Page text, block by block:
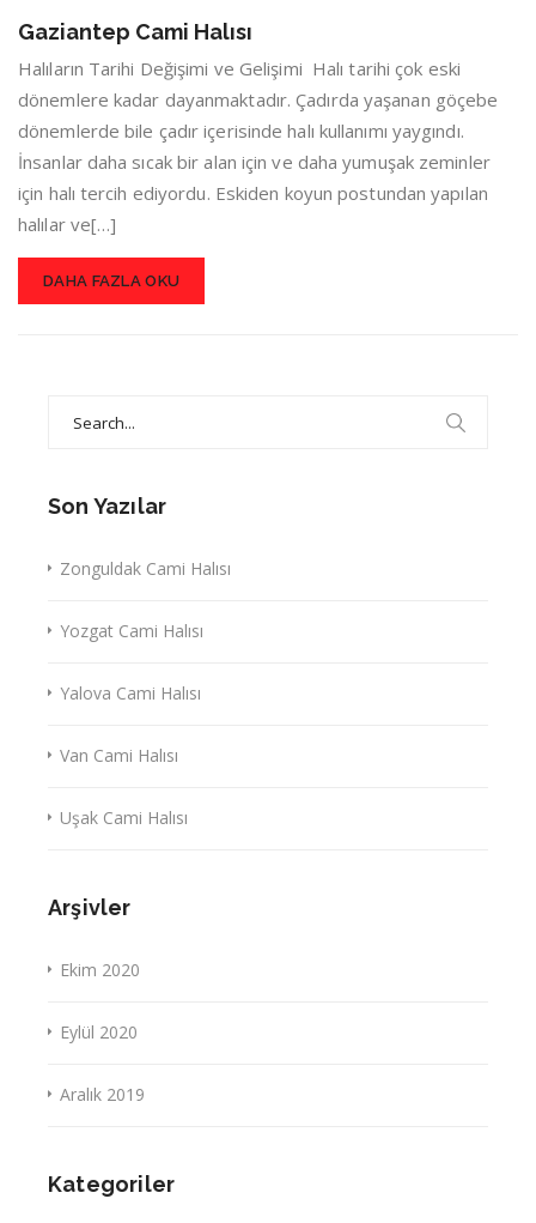
Gaziantep Cami Halısı
Halıların Tarihi Değişimi ve Gelişimi Halı tarihi çok eski
dönemlere kadar dayanmaktadır. Çadırda yaşanan göçebe
dönemlerde bile çadır içerisinde halı kullanımı yaygındı.
İnsanlar daha sıcak bir alan için ve daha yumuşak zeminler
için halı tercih ediyordu. Eskiden koyun postundan yapılan
halılar ve[…]
DAHA FAZLA OKU
Son Yazılar
Zonguldak Cami Halısı
Yozgat Cami Halısı
Yalova Cami Halısı
Van Cami Halısı
Uşak Cami Halısı
Arşivler
Ekim 2020
Eylül 2020
Aralık 2019
Kategoriler